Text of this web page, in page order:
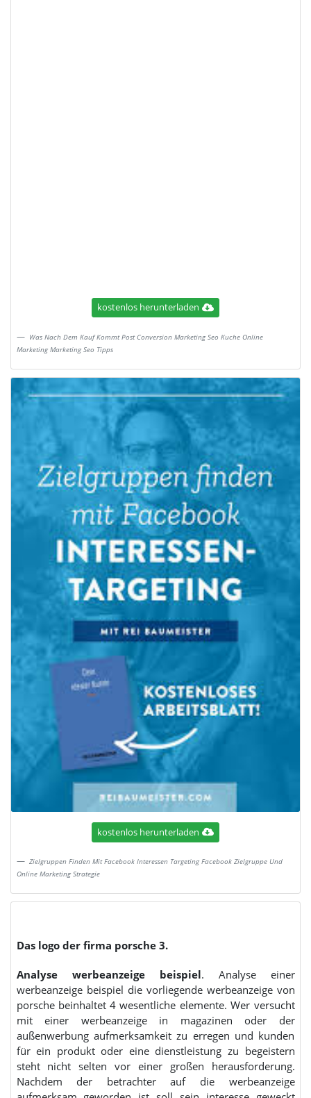
kostenlos herunterladen
Was Nach Dem Kauf Kommt Post Conversion Marketing Seo Kuche Online
Marketing Marketing Seo Tipps
kostenlos herunterladen
Zielgruppen Finden Mit Facebook Interessen Targeting Facebook Zielgruppe Und
Online Marketing Strategie
Das logo der firma porsche 3.
Analyse werbeanzeige beispiel. Analyse einer
werbeanzeige beispiel die vorliegende werbeanzeige von
porsche beinhaltet 4 wesentliche elemente. Wer versucht
mit einer werbeanzeige in magazinen oder der
außenwerbung aufmerksamkeit zu erregen und kunden
für ein produkt oder eine dienstleistung zu begeistern
steht nicht selten vor einer großen herausforderung.
Nachdem der betrachter auf die werbeanzeige